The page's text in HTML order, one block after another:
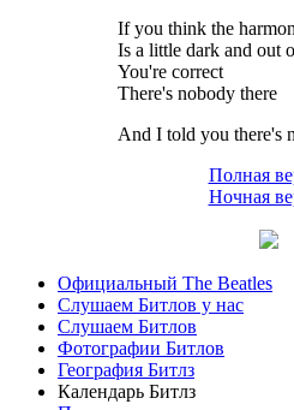
If you think the
Is a little dark and out
You're correct
There's nobody there
And I told you there's
Полная
Ночная
Официальный The Beatles
Слушаем Битлов у нас
Слушаем Битлов
Фотографии Битлов
География Битлз
Календарь Битлз